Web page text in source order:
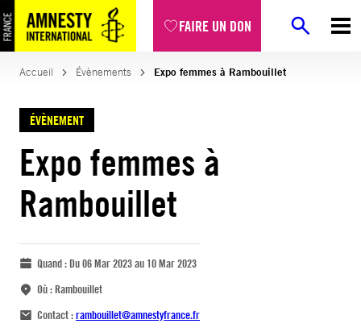
FAIRE UN DON
Accueil Évènements Expo femmes à Rambouillet
ÉVÈNEMENT
Expo femmes à
Rambouillet
Quand :Du 06 Mar 2023 au 10 Mar 2023
Où :Rambouillet
Contact :rambouillet@amnestyfrance.fr